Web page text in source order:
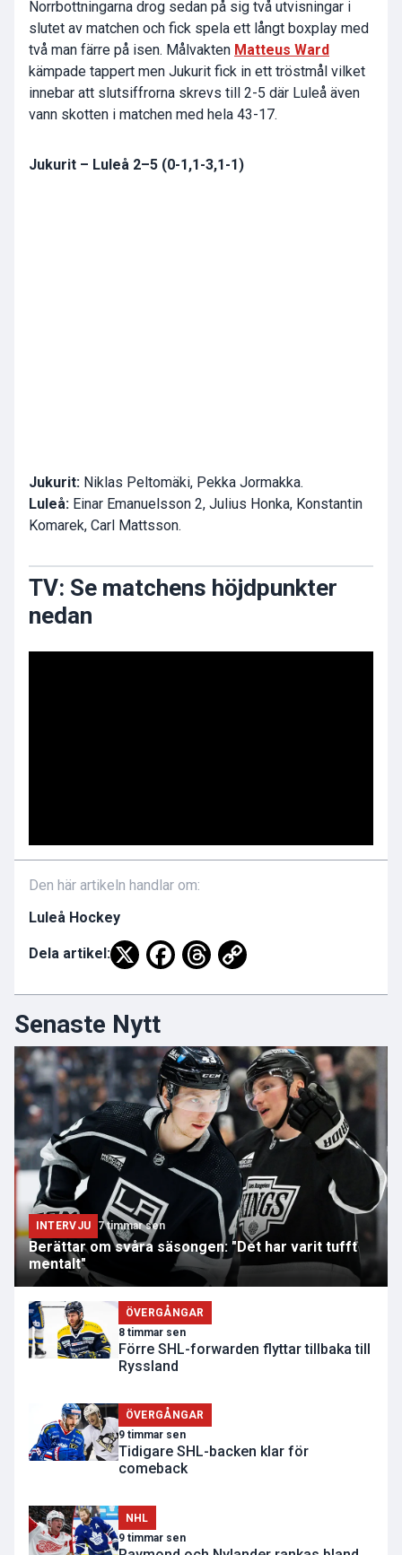
Norrbottningarna drog sedan på sig två utvisningar i
slutet av matchen och fick spela ett långt boxplay med
två man färre på isen. Målvakten Matteus Ward
kämpade tappert men Jukurit fick in ett tröstmål vilket
innebar att slutsiffrorna skrevs till 2-5 där Luleå även
vann skotten i matchen med hela 43-17.
Jukurit – Luleå 2–5 (0-1,1-3,1-1)
Jukurit: Niklas Peltomäki, Pekka Jormakka.
Luleå: Einar Emanuelsson 2, Julius Honka, Konstantin
Komarek, Carl Mattsson.
TV: Se matchens höjdpunkter
nedan
Den här artikeln handlar om:
Luleå Hockey
Dela artikel:
Senaste Nytt
INTERVJU 7 timmar sen
Berättar om svåra säsongen: "Det har varit tufft
mentalt"
ÖVERGÅNGAR
8 timmar sen
Förre SHL-forwarden flyttar tillbaka till
Ryssland
ÖVERGÅNGAR
9 timmar sen
Tidigare SHL-backen klar för
comeback
NHL
9 timmar sen